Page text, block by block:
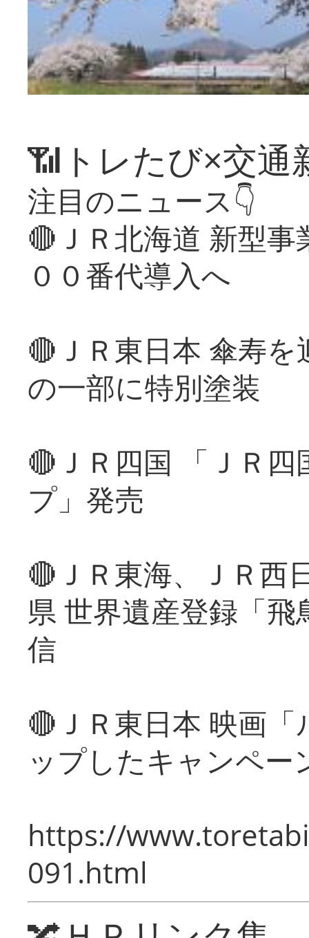
📶トレたび×交通
注目のニュース👇
🔴ＪＲ北海道 新型
００番代導入へ
🔴ＪＲ東日本 傘寿
の一部に特別塗装
🔴ＪＲ四国 「ＪＲ
プ」発売
🔴ＪＲ東海、ＪＲ西
県 世界遺産登録「
信
🔴ＪＲ東日本 映画
ップしたキャンペー
https://
091.html